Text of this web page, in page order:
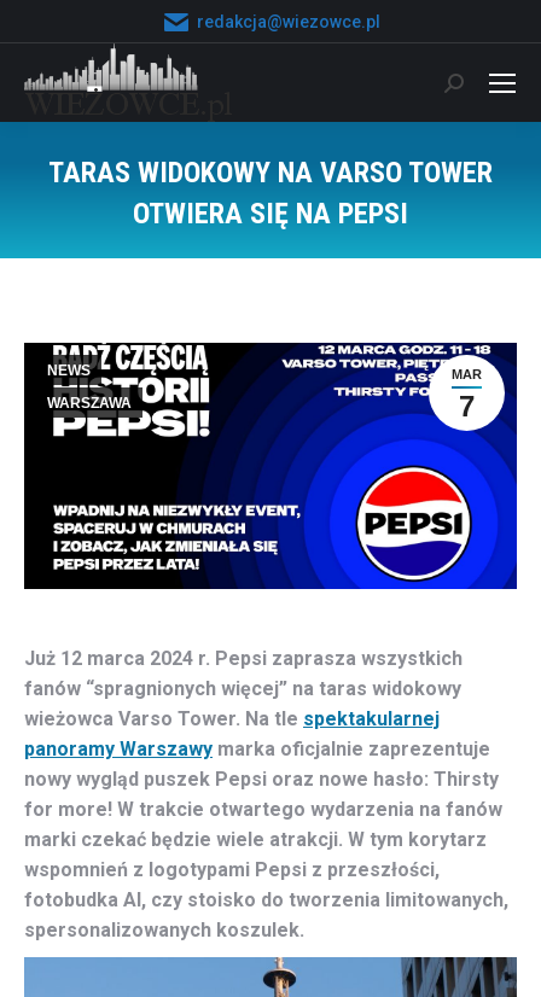
redakcja@wiezowce.pl
Szukaj:
TARAS WIDOKOWY NA VARSO TOWER
OTWIERA SIĘ NA PEPSI
MAR
7
NEWS
WARSZAWA
Już 12 marca 2024 r. Pepsi zaprasza wszystkich
fanów “spragnionych więcej” na taras widokowy
wieżowca Varso Tower. Na tle spektakularnej
panoramy Warszawy marka oficjalnie zaprezentuje
nowy wygląd puszek Pepsi oraz nowe hasło: Thirsty
for more! W trakcie otwartego wydarzenia na fanów
marki czekać będzie wiele atrakcji. W tym korytarz
wspomnień z logotypami Pepsi z przeszłości,
fotobudka AI, czy stoisko do tworzenia limitowanych,
spersonalizowanych koszulek.